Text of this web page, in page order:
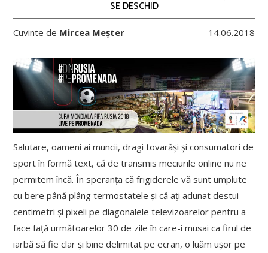
SE DESCHID
Cuvinte de Mircea Meșter 14.06.2018
Salutare, oameni ai muncii, dragi tovarăși și consumatori de
sport în formă text, că de transmis meciurile online nu ne
permitem încă. În speranța că frigiderele vă sunt umplute
cu bere până plâng termostatele și că ați adunat destui
centimetri și pixeli pe diagonalele televizoarelor pentru a
face față următoarelor 30 de zile în care-i musai ca firul de
iarbă să fie clar și bine delimitat pe ecran, o luăm ușor pe